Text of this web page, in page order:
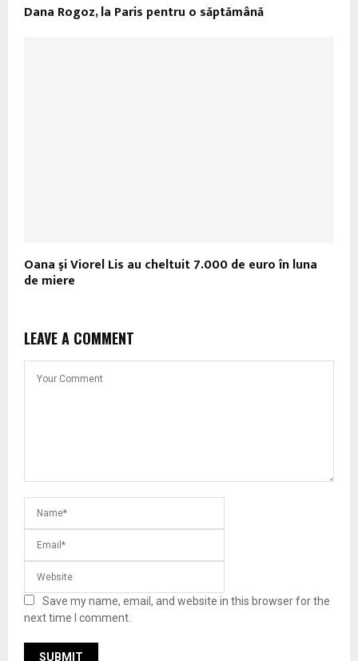
Dana Rogoz, la Paris pentru o săptămână
Oana şi Viorel Lis au cheltuit 7.000 de euro în luna
de miere
LEAVE A COMMENT
Save my name, email, and website in this browser for the
next time I comment.